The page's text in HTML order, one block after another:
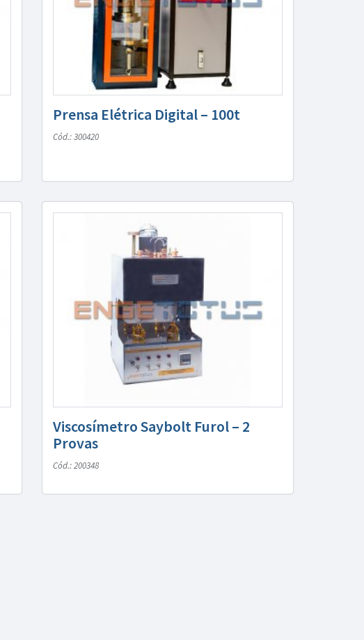
Prensa Elétrica Digital – 100t
Cód.: 300420
Viscosímetro Saybolt Furol – 2
Provas
Cód.: 200348